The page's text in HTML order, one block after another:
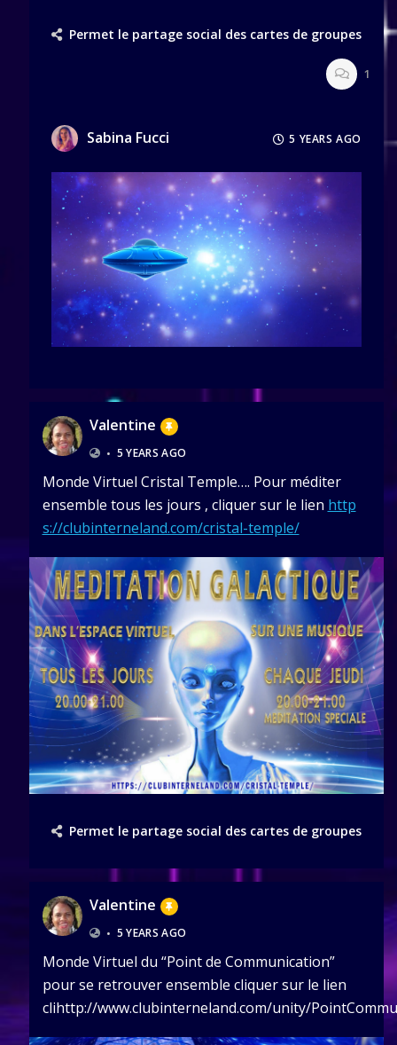
Permet le partage social des cartes de groupes
1
Sabina Fucci 5 YEARS AGO
Valentine
• 5 YEARS AGO
Monde Virtuel Cristal Temple…. Pour méditer
ensemble tous les jours , cliquer sur le lien http
s://clubinterneland.com/cristal-temple/
Permet le partage social des cartes de groupes
Valentine
• 5 YEARS AGO
Monde Virtuel du “Point de Communication”
pour se retrouver ensemble cliquer sur le lien
clihttp://www.clubinterneland.com/unity/